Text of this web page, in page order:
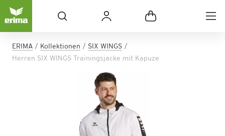
ERIMA Kollektionen
SIX WINGS
Herren SIX WINGS Trainingsjacke mit Kapuze